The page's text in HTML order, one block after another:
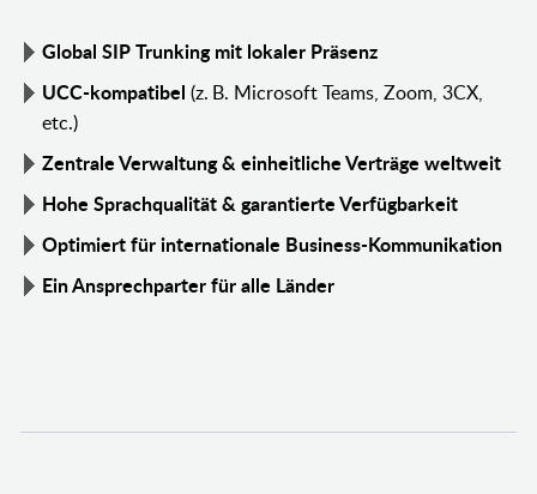
Global SIP Trunking mit lokaler Präsenz
UCC-kompatibel (z. B. Microsoft Teams, Zoom, 3CX,
etc.)
Zentrale Verwaltung & einheitliche Verträge weltweit
Hohe Sprachqualität & garantierte Verfügbarkeit
Optimiert für internationale Business-Kommunikation
Ein Ansprechparter für alle Länder